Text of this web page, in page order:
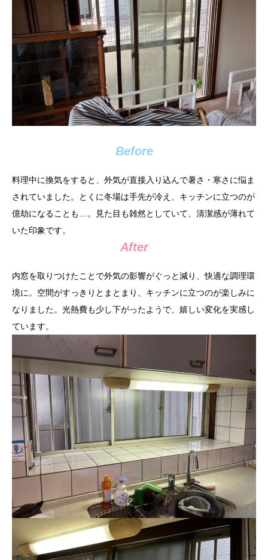
Before
料理中に換気をすると、外気が直接入り込んで暑さ・寒さに悩ま
されていました。とくに冬場は手先が冷え、キッチンに立つのが
億劫になることも…。見た目も雑然としていて、清潔感が薄れて
いた印象です。
After
内窓を取りつけたことで外気の影響がぐっと減り、快適な調理環
境に。空間がすっきりとまとまり、キッチンに立つのが楽しみに
なりました。光熱費も少し下がったようで、嬉しい変化を実感し
ています。